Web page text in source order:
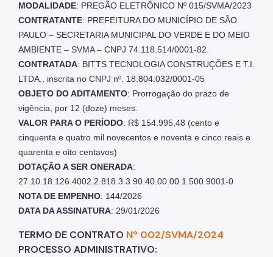
MODALIDADE: PREGÃO ELETRÔNICO Nº 015/SVMA/2023
CONTRATANTE: PREFEITURA DO MUNICÍPIO DE SÃO
PAULO – SECRETARIA MUNICIPAL DO VERDE E DO MEIO
AMBIENTE – SVMA – CNPJ 74.118.514/0001-82.
CONTRATADA: BITTS TECNOLOGIA CONSTRUÇÕES E T.I.
LTDA., inscrita no CNPJ nº. 18.804.032/0001-05
OBJETO DO ADITAMENTO: Prorrogação do prazo de
vigência, por 12 (doze) meses.
VALOR PARA O PERÍODO: R$ 154.995,48 (cento e
cinquenta e quatro mil novecentos e noventa e cinco reais e
quarenta e oito centavos)
DOTAÇÃO A SER ONERADA:
27.10.18.126.4002.2.818.3.3.90.40.00.00.1.500.9001-0
NOTA DE EMPENHO: 144/2026
DATA DA ASSINATURA: 29/01/2026
TERMO DE CONTRATO Nº 002/SVMA/2024
PROCESSO ADMINISTRATIVO: